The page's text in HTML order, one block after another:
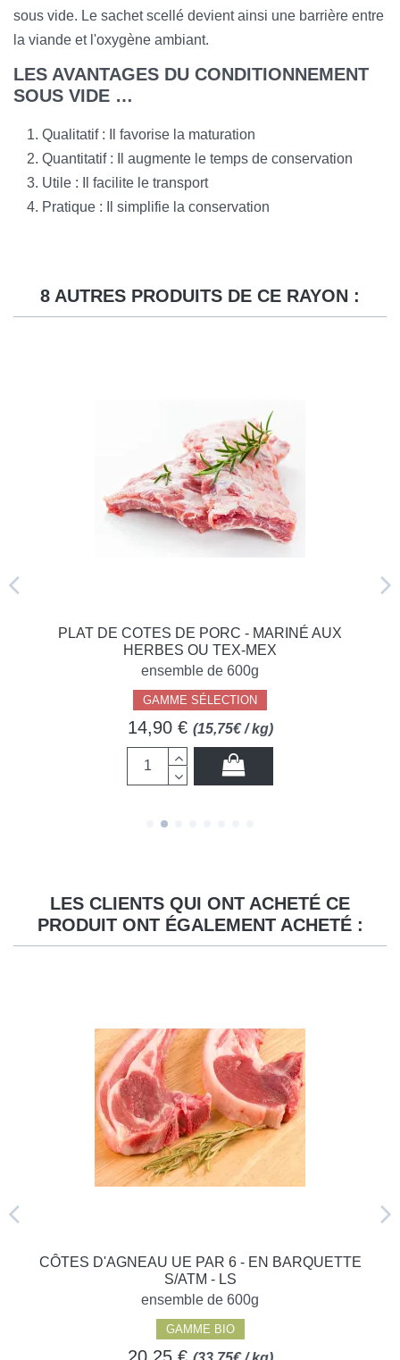
sous vide. Le sachet scellé devient ainsi une barrière entre
la viande et l'oxygène ambiant.
LES AVANTAGES DU CONDITIONNEMENT
SOUS VIDE …
Qualitatif : Il favorise la maturation
Quantitatif : Il augmente le temps de conservation
Utile : Il facilite le transport
Pratique : Il simplifie la conservation
8 AUTRES PRODUITS DE CE RAYON :
PLAT DE COTES DE PORC - MARINÉ AUX
HERBES OU TEX-MEX
ensemble de 600g
GAMME SÉLECTION
14,90 € (15,75€ / kg)
LES CLIENTS QUI ONT ACHETÉ CE
PRODUIT ONT ÉGALEMENT ACHETÉ :
CÔTES D'AGNEAU UE PAR 6 - EN BARQUETTE
S/ATM - LS
ensemble de 600g
GAMME BIO